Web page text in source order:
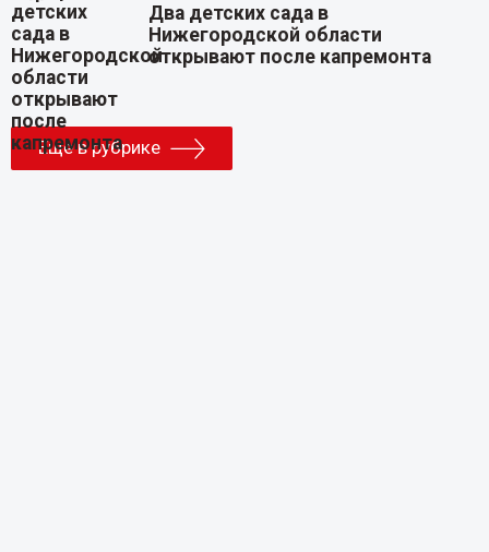
Два детских сада в
Нижегородской области
открывают после капремонта
Еще в рубрике